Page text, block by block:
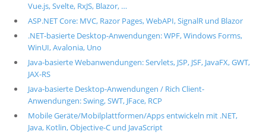
Vue.js, Svelte, RxJS, Blazor, …
ASP.NET Core: MVC, Razor Pages, WebAPI, SignalR und Blazor
.NET-basierte Desktop-Anwendungen: WPF, Windows Forms,
WinUI, Avalonia, Uno
Java-basierte Webanwendungen: Servlets, JSP, JSF, JavaFX, GWT,
JAX-RS
Java-basierte Desktop-Anwendungen / Rich Client-
Anwendungen: Swing, SWT, JFace, RCP
Mobile Geräte/Mobilplattformen/Apps entwickeln mit .NET,
Java, Kotlin, Objective-C und JavaScript